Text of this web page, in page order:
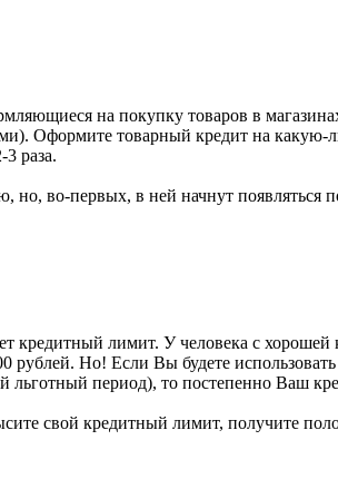
на покупку товаров в
Оформите товарный кредит на какую-
раза.
но, во-первых, в ней начнут
кредитный лимит. У человека с
рублей. Но! Если Вы будете
льготный период), то постепенно Ваш
свой кредитный лимит, получите